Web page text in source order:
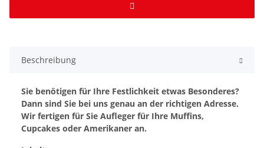
Beschreibung
Sie benötigen für Ihre Festlichkeit etwas Besonderes?
Dann sind Sie bei uns genau an der richtigen Adresse.
Wir fertigen für Sie Aufleger für Ihre Muffins,
Cupcakes oder Amerikaner an.